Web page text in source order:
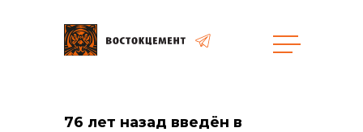
Закупки
76 лет назад введён в